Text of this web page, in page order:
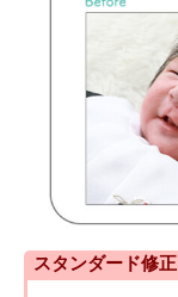
スタンダード修正